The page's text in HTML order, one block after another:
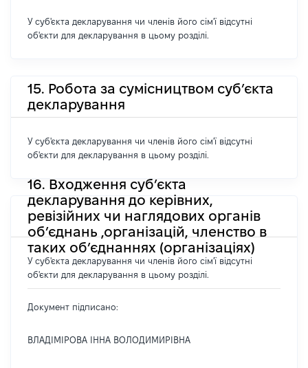
У суб'єкта декларування чи членів його сім'ї відсутні
об'єкти для декларування в цьому розділі.
15. Робота за сумісництвом суб’єкта
декларування
У суб'єкта декларування чи членів його сім'ї відсутні
об'єкти для декларування в цьому розділі.
16. Входження суб’єкта
декларування до керівних,
ревізійних чи наглядових органів
об’єднань ,організацій, членство в
таких об’єднаннях (організаціях)
У суб'єкта декларування чи членів його сім'ї відсутні
об'єкти для декларування в цьому розділі.
Документ підписано:
ВЛАДІМІРОВА ІННА ВОЛОДИМИРІВНА